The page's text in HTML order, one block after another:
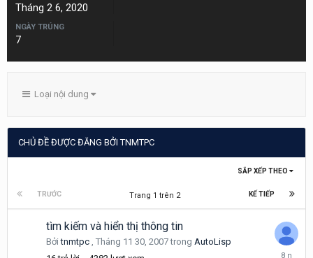
Tháng 2 6, 2020
NGÀY TRÚNG
7
Loại nội dung
CHỦ ĐỀ ĐƯỢC ĐĂNG BỞI TNMTPC
SẮP XẾP THEO
TRƯỚC KẾ TIẾP
Trang 1 trên 2
tìm kiếm và hiển thị thông tin
Bởitnmtpc , Tháng 11 30, 2007trong AutoLisp
Tháng